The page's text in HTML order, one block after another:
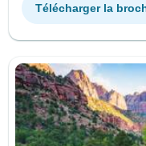
Télécharger la